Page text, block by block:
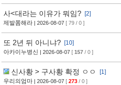
사<대라는 이유가 뭐임? [2]
제발쫌해라 | 2026-08-07 [ 79 / 0 ]
또 2년 뒤 아니냐? [10]
아카이누병신 | 2026-08-07 [ 157 / 0 ]
신사황 > 구사황 확정 ㅇㅇ
[1]
우리의엄마 | 2026-08-07 [ 273 / 0 ]